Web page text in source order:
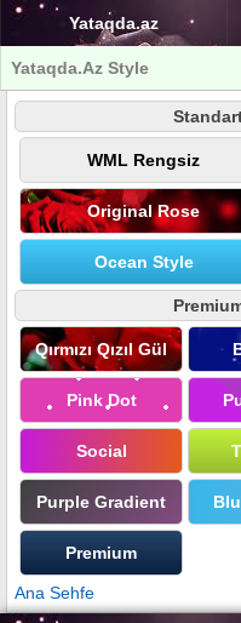
Yataqda.az
Yataqda.Az Style
WML Rengsiz
Original Rose
Ocean Style
Qırmızı Qızıl Gül
Pink Dot
Social
Purple Gradient
Premium
Ana Sehfe